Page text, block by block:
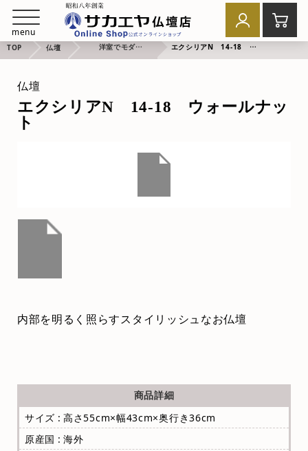
menu
TOP 仏壇 洋室でモダンなお祈り エクシリアN 14-18 ウォールナット
仏壇
エクシリアN 14-18 ウォールナッ
ト
内部を明るく照らすスタイリッシュなお仏壇
商品詳細
サイズ : 高さ55cm×幅43cm×奥行き36cm
原産国 : 海外